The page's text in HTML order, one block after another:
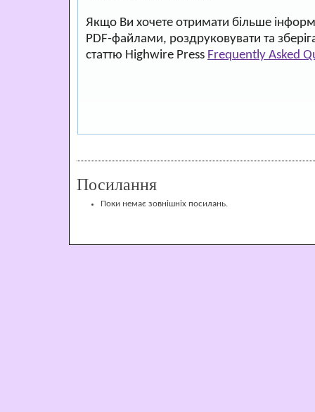
Якщо Ви хочете отримати більше
PDF-файлами, роздруковувати та
статтю Highwire Press Frequently Asked
Посилання
Поки немає зовнішніх посилань.